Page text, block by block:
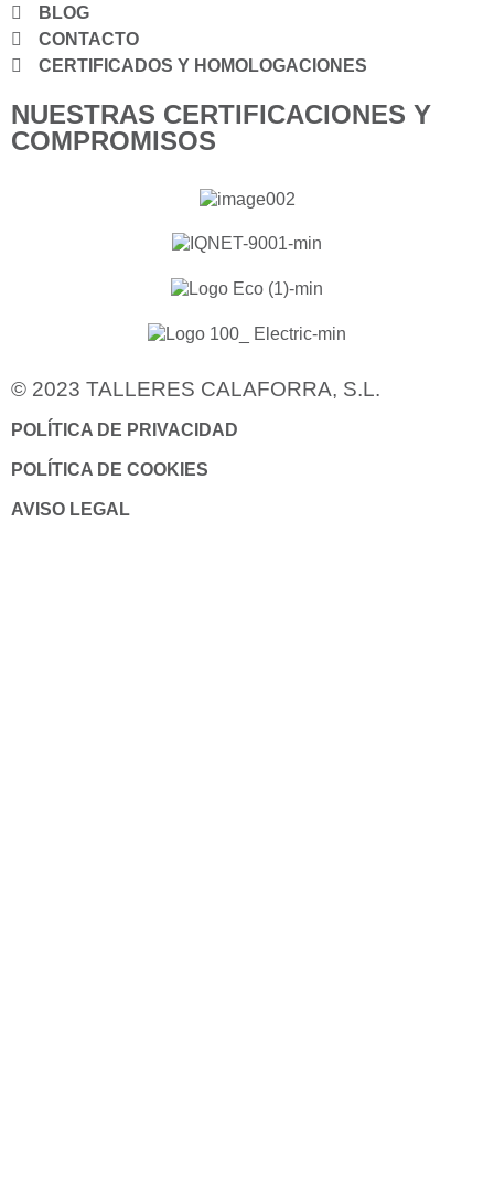
BLOG
CONTACTO
CERTIFICADOS Y HOMOLOGACIONES
NUESTRAS CERTIFICACIONES Y
COMPROMISOS
© 2023 TALLERES CALAFORRA, S.L.
POLÍTICA DE PRIVACIDAD
POLÍTICA DE COOKIES
AVISO LEGAL